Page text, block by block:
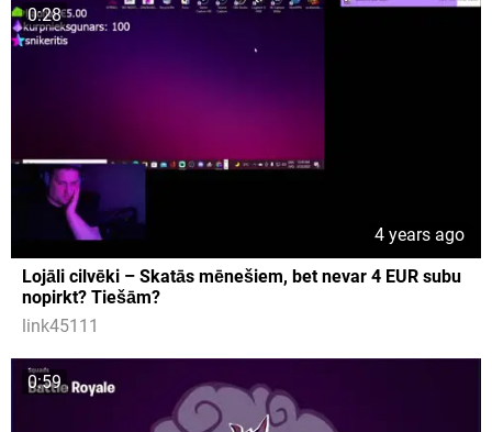
0:28
4 years ago
Lojāli cilvēki – Skatās mēnešiem, bet nevar 4 EUR subu
nopirkt? Tiešām?
link45111
0:59